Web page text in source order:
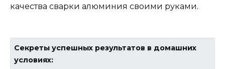
качества сварки алюминия своими руками.
Секреты успешных результатов в домашних
условиях: